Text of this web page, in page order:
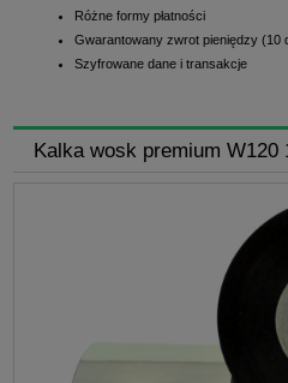
Różne formy płatności
Gwarantowany zwrot pieniędzy (10
Szyfrowane dane i transakcje
Kalka wosk premium W120